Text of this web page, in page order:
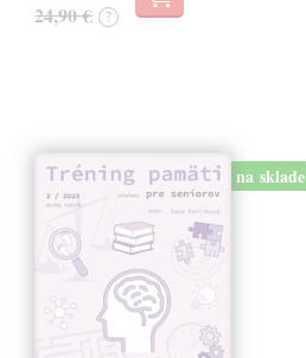
24,90 € ?
na sklade